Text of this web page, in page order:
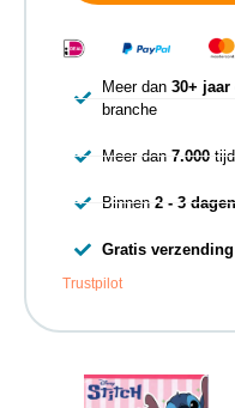
Meer dan 30+ jaar
branche
Meer dan 7.000
Binnen 2 - 3 dagen
Gratis verzending
Trustpilot